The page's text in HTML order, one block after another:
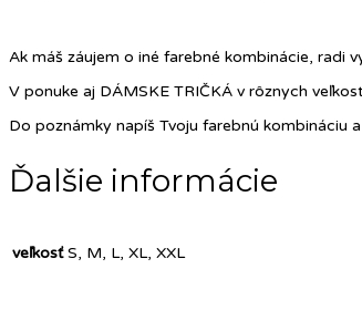
Ak máš záujem o iné farebné kombinácie, radi
V ponuke aj DÁMSKE TRIČKÁ v rôznych
Do poznámky napíš Tvoju farebnú kombináciu
Ďalšie informácie
veľkosť S, M, L, XL, XXL